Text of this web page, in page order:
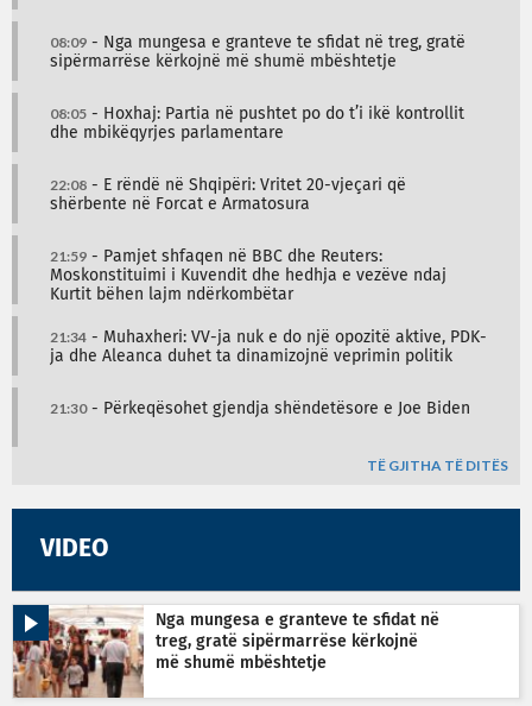
08:09 - Nga mungesa e granteve te sfidat në treg, gratë
sipërmarrëse kërkojnë më shumë mbështetje
08:05 - Hoxhaj: Partia në pushtet po do t’i ikë kontrollit
dhe mbikëqyrjes parlamentare
22:08 - E rëndë në Shqipëri: Vritet 20-vjeçari që
shërbente në Forcat e Armatosura
21:59 - Pamjet shfaqen në BBC dhe Reuters:
Moskonstituimi i Kuvendit dhe hedhja e vezëve ndaj
Kurtit bëhen lajm ndërkombëtar
21:34 - Muhaxheri: VV-ja nuk e do një opozitë aktive, PDK-
ja dhe Aleanca duhet ta dinamizojnë veprimin politik
21:30- Përkeqësohet gjendja shëndetësore e Joe Biden
TË GJITHA TË DITËS
VIDEO
Nga mungesa e granteve te sfidat në
treg, gratë sipërmarrëse kërkojnë
më shumë mbështetje